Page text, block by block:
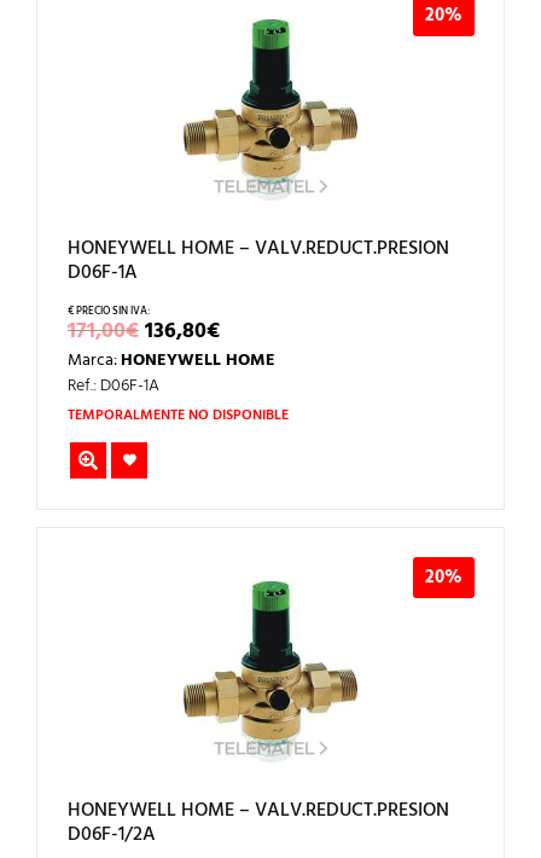
20%
HONEYWELL HOME – VALV.REDUCT.PRESION
D06F-1A
171,00€EL
PRECIO
ORIGINAL
ERA:
171,00€.
136,80€EL
PRECIO
ACTUAL
136,80€.
Marca:HONEYWELL HOME
Ref.: D06F-1A
TEMPORALMENTE NO DISPONIBLE
20%
HONEYWELL HOME – VALV.REDUCT.PRESION
D06F-1/2A